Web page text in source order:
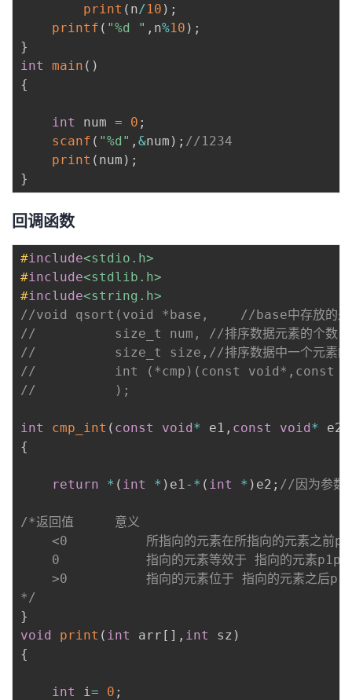
print ( n/10 ) ;
printf ( "%d " , n%10 ) ;
}
int
main ( )
{
int num = 0 ;
scanf ( "%d" , &num ) ; //1234
print ( num ) ;
}
回调函数
#include<stdio.h>
#include<stdlib.h>
#include<string.h>
//void qsort(void *base,	//
//			size_t num,	//排序数据元素的个数
//			size_t size,//排序数据中一个元素的
//			);
int cmp_int ( const void* e1 , const void* e2
{
return * ( int * ) e1- * ( int * ) e2 ; //因为参数
/*返回值		意义
*/
}
void
print ( int arr [ ] , int sz )
{
int i= 0 ;